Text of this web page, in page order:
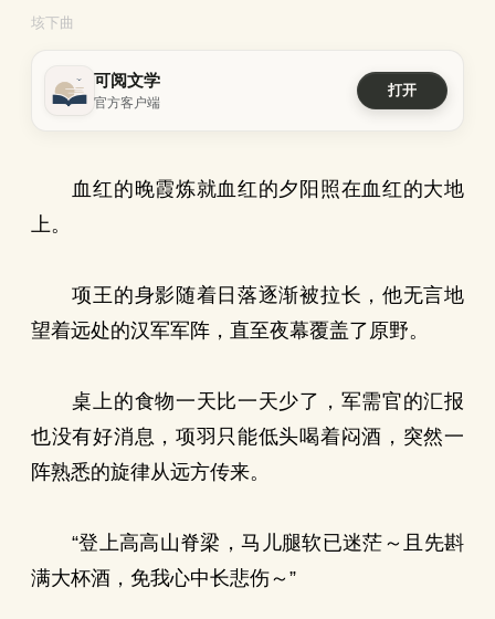
垓下曲
可阅文学
官方客户端
打开
血红的晚霞炼就血红的夕阳照在血红的大地
上。
项王的身影随着日落逐渐被拉长，他无言地
望着远处的汉军军阵，直至夜幕覆盖了原野。
桌上的食物一天比一天少了，军需官的汇报
也没有好消息，项羽只能低头喝着闷酒，突然一
阵熟悉的旋律从远方传来。
“登上高高山脊梁，马儿腿软已迷茫～且先斟
满大杯酒，免我心中长悲伤～”